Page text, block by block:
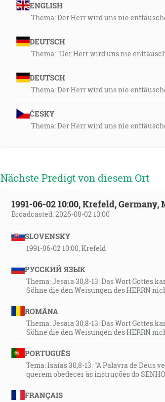
ENGLISH
Thema: Der Herr wird uns nie
DEUTSCH
Thema: "Der Herr wird uns nie
DEUTSCH
Thema: Der Herr wird uns nie
ČESKY
Thema: Der Herr wird uns nie
Nächste Predigt von diesem Ort
1991-06-02 10:00, Krefeld,
Broadcasted: 2026-08-02 10:00
SLOVENSKY
1991-06-02 10:00, Krefeld
РУССКИЙ ЯЗЫК
Thema: Jesaia 30,8-13: Das Wort Gottes
Söhne die den Weisungen des HERRN
ROMÂNA
Thema: Jesaia 30,8-13: Das Wort Gottes
Söhne die den Weisungen des HERRN
PORTUGUÊS
Tema: Isaías 30,8-13: “A Palavra de Deus
querem obedecer às instruções do
FRANÇAIS